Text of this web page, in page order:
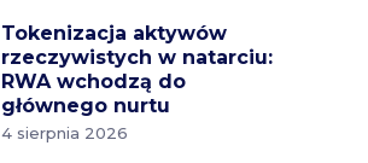
Tokenizacja aktywów
rzeczywistych w natarciu:
RWA wchodzą do
głównego nurtu
4 sierpnia 2026